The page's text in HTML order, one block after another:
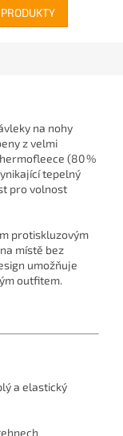
na nohy
z velmi
(80 %
tepelný
pro volnost
protiskluzovým
místě bez
umožňuje
outfitem.
a elastický